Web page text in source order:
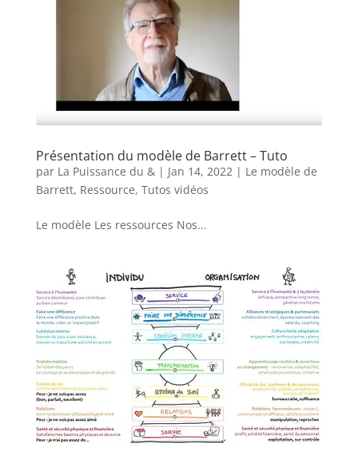
Présentation du modèle de Barrett – Tuto
par La Puissance du &| Jan 14, 2022| Le modèle de
Barrett, Ressource, Tutos vidéos
Le modèle Les ressources Nos...